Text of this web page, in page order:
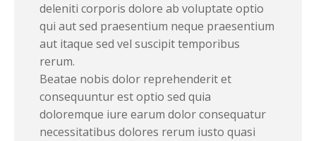
deleniti corporis dolore ab voluptate optio
qui aut sed praesentium neque praesentium
aut itaque sed vel suscipit temporibus
rerum.
Beatae nobis dolor reprehenderit et
consequuntur est optio sed quia
doloremque iure earum dolor consequatur
necessitatibus dolores rerum iusto quasi